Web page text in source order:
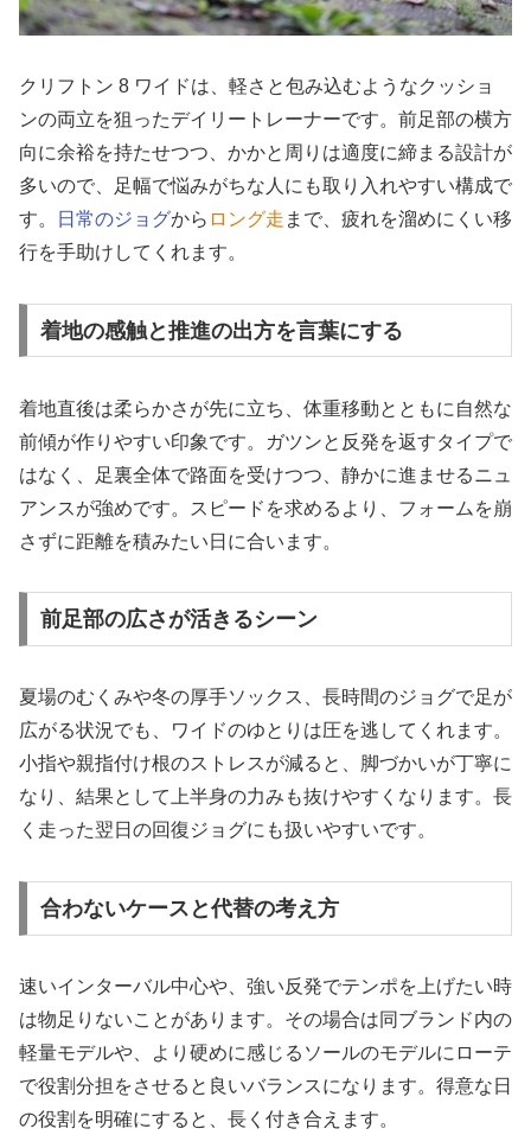
クリフトン 8 ワイドは、軽さと包み込むようなクッショ
ンの両立を狙ったデイリートレーナーです。前足部の横方
向に余裕を持たせつつ、かかと周りは適度に締まる設計が
多いので、足幅で悩みがちな人にも取り入れやすい構成で
す。
日常のジョグから ロング走 まで、疲れを溜めにくい移
行を手助けしてくれます。
着地の感触と推進の出方を言葉にする
着地直後は柔らかさが先に立ち、体重移動とともに自然な
前傾が作りやすい印象です。ガツンと反発を返すタイプで
はなく、足裏全体で路面を受けつつ、静かに進ませるニュ
アンスが強めです。スピードを求めるより、フォームを崩
さずに距離を積みたい日に合います。
前足部の広さが活きるシーン
夏場のむくみや冬の厚手ソックス、長時間のジョグで足が
広がる状況でも、ワイドのゆとりは圧を逃してくれます。
小指や親指付け根のストレスが減ると、脚づかいが丁寧に
なり、結果として上半身の力みも抜けやすくなります。長
く走った翌日の回復ジョグにも扱いやすいです。
合わないケースと代替の考え方
速いインターバル中心や、強い反発でテンポを上げたい時
は物足りないことがあります。その場合は同ブランド内の
軽量モデルや、より硬めに感じるソールのモデルにローテ
で役割分担をさせると良いバランスになります。得意な日
の役割を明確にすると、長く付き合えます。